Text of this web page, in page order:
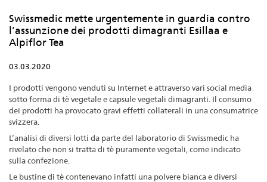
Swissmedic mette urgentemente in guardia contro
l’assunzione dei prodotti dimagranti Esillaa e
Alpiflor Tea
03.03.2020
I prodotti vengono venduti su Internet e attraverso vari social media
sotto forma di tè vegetale e capsule vegetali dimagranti. Il consumo
dei prodotti ha provocato gravi effetti collaterali in una consumatrice
svizzera.
L’analisi di diversi lotti da parte del laboratorio di Swissmedic ha
rivelato che non si tratta di tè puramente vegetali, come indicato
sulla confezione.
Le bustine di tè contenevano infatti una polvere bianca e diversi